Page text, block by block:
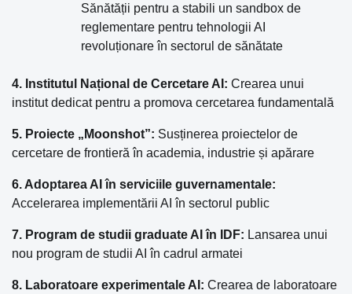
Sănătății pentru a stabili un sandbox de
reglementare pentru tehnologii AI
revoluționare în sectorul de sănătate
4. Institutul Național de Cercetare AI: Crearea unui
institut dedicat pentru a promova cercetarea fundamentală
5. Proiecte „Moonshot”: Susținerea proiectelor de
cercetare de frontieră în academia, industrie și apărare
6. Adoptarea AI în serviciile guvernamentale:
Accelerarea implementării AI în sectorul public
7. Program de studii graduate AI în IDF: Lansarea unui
nou program de studii AI în cadrul armatei
8. Laboratoare experimentale AI: Crearea de laboratoare